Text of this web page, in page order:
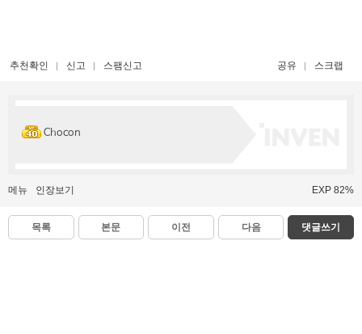
추천확인 신고 스팸신고 공유 스크랩
Chocon
메뉴 인장보기 EXP 82%
목록 본문 이전 다음 댓글쓰기